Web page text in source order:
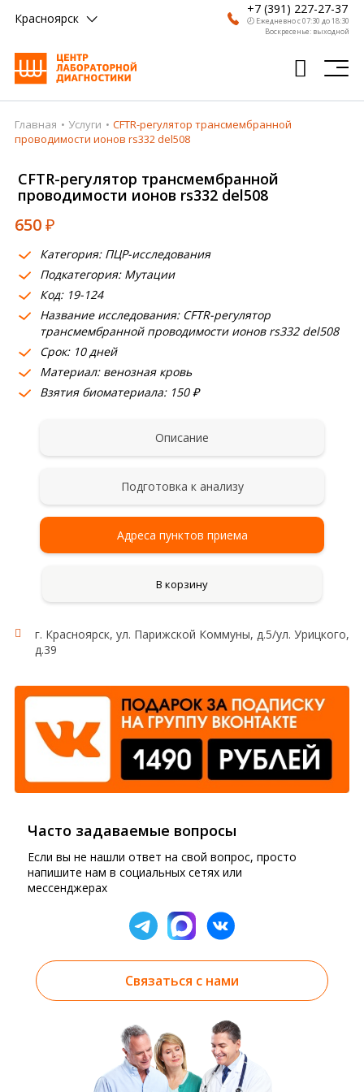
Красноярск
+7 (391) 227-27-37
🕗 Ежедневно с 07:30 до 18:30
Воскресенье: выходной
Главная
Врачи
Получить результат
Пациентам
О компании
Где сдать
Партнерам
Главная Услуги
CFTR-регулятор трансмембранной
проводимости ионов rs332 del508
CFTR-регулятор трансмембранной
проводимости ионов rs332 del508
650₽
Категория: ПЦР-исследования
Подкатегория: Мутации
Код: 19-124
Название исследования: CFTR-регулятор
трансмембранной проводимости ионов rs332 del508
Срок: 10 дней
Материал: венозная кровь
Взятия биоматериала: 150 ₽
Описание
Подготовка к анализу
Адреса пунктов приема
В корзину
г. Красноярск, ул. Парижской Коммуны, д.5/ул. Урицкого,
д.39
Часто задаваемые вопросы
Если вы не нашли ответ на свой вопрос, просто
напишите нам в социальных сетях или
мессенджерах
Связаться с нами